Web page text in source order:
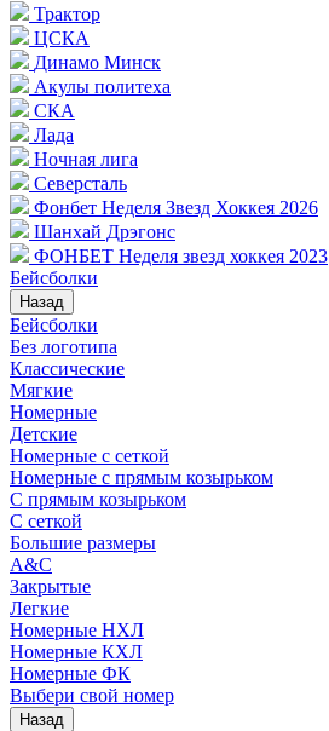
Трактор
ЦСКА
Динамо Минск
Акулы политеха
СКА
Лада
Ночная лига
Северсталь
Фонбет Неделя Звезд Хоккея 2026
Шанхай Дрэгонс
ФОНБЕТ Неделя звезд хоккея 2023
Бейсболки
Назад
Бейсболки
Без логотипа
Классические
Мягкие
Номерные
Детские
Номерные с сеткой
Номерные с прямым козырьком
С прямым козырьком
С сеткой
Большие размеры
A&C
Закрытые
Легкие
Номерные НХЛ
Номерные КХЛ
Номерные ФК
Выбери свой номер
Назад